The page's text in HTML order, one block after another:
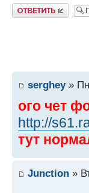
Ответить
serghey» Пн
ого чет
http://
тут
Junction »